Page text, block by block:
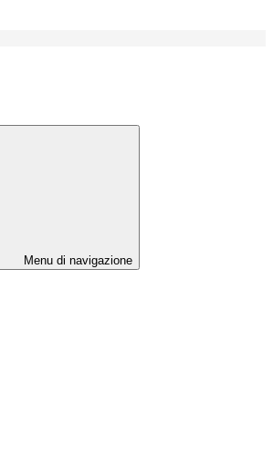
Menu di navigazione